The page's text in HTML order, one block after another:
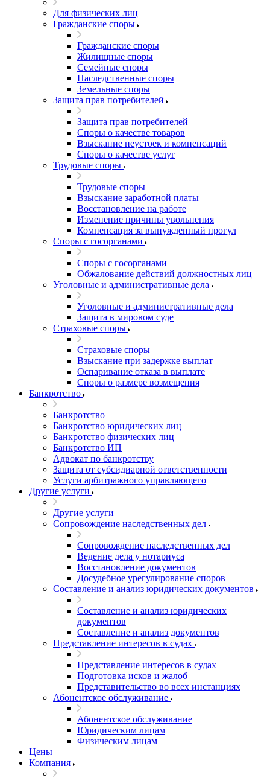
Для физических лиц
Гражданские споры
Гражданские споры
Жилищные споры
Семейные споры
Наследственные споры
Земельные споры
Защита прав потребителей
Защита прав потребителей
Споры о качестве товаров
Взыскание неустоек и компенсаций
Споры о качестве услуг
Трудовые споры
Трудовые споры
Взыскание заработной платы
Восстановление на работе
Изменение причины увольнения
Компенсация за вынужденный прогул
Споры с госорганами
Споры с госорганами
Обжалование действий должностных лиц
Уголовные и административные дела
Уголовные и административные дела
Защита в мировом суде
Страховые споры
Страховые споры
Взыскание при задержке выплат
Оспаривание отказа в выплате
Споры о размере возмещения
Банкротство
Банкротство
Банкротство юридических лиц
Банкротство физических лиц
Банкротство ИП
Адвокат по банкротству
Защита от субсидиарной ответственности
Услуги арбитражного управляющего
Другие услуги
Другие услуги
Сопровождение наследственных дел
Сопровождение наследственных дел
Ведение дела у нотариуса
Восстановление документов
Досудебное урегулирование споров
Составление и анализ юридических документов
Составление и анализ юридических
документов
Составление и анализ документов
Представление интересов в судах
Представление интересов в судах
Подготовка исков и жалоб
Представительство во всех инстанциях
Абонентское обслуживание
Абонентское обслуживание
Юридическим лицам
Физическим лицам
Цены
Компания